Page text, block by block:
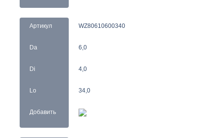
Артикул
Da
Di
Lo
Добавить
WZ80610600340
6,0
4,0
34,0